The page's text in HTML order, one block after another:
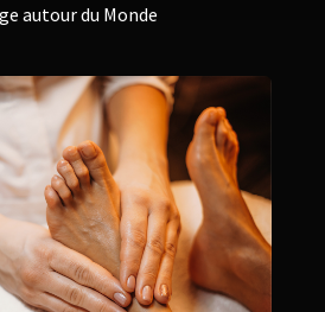
autour du Monde